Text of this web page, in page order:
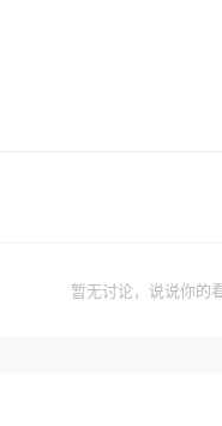
暂无讨论，说说你的